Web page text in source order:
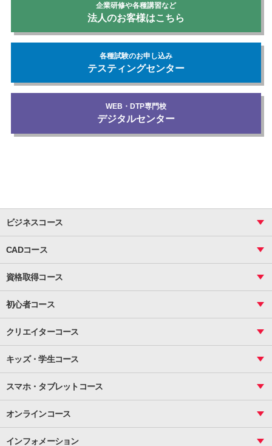
企業研修や各種講習など
法人のお客様はこちら
各種試験のお申し込み
テスティングセンター
WEB・DTP専門校
デジタルセンター
ビジネスコース
関数
ピボットテーブル
マクロ
資料作成（基礎）
資料作成（応用）
プレゼンスキル
Word
文書作成（応用）
文書作成（デザイン活用）
CADコース
図面作成（基礎）
図面作成（応用）
資格取得コース
VBAエキスパート
ビジネス統計
CS
サーティファイ
初心者コース
案内文書・レター・はがき・POP作成
インターネット活用
メール活用
クリエイターコース
基礎
応用
Illustrator
基礎
応用
HTML/CSS
InDesign
キッズ・学生コース
プライマリー（年長～小２）
スタンダード（小３～小６）
マインクラフト（年長～小６）
パソコンコース
スマホ・タブレットコース
初めてのLINE
初めてのInstagram
オンラインコース
インフォメーション